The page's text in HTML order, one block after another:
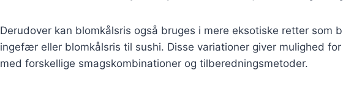
Derudover kan blomkålsris også bruges i mere eksotiske retter som
ingefær eller blomkålsris til sushi. Disse variationer giver mulighed
med forskellige smagskombinationer og tilberedningsmetoder.